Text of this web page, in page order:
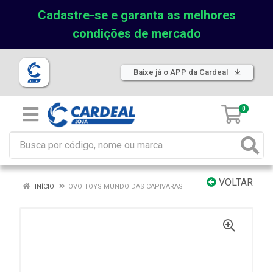
Cadastre-se e garanta as melhores
condições de mercado
Baixe já o APP da Cardeal
0
VOLTAR
INÍCIO OVO TOYS MUNDO DAS CAPIVARAS